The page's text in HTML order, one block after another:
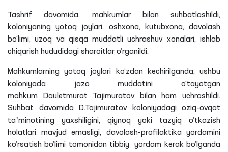
Tashrif davomida, mahkumlar bilan suhbatlashildi,
koloniyaning yotoq joylari, oshxona, kutubxona, davolash
bo‘limi, uzoq va qisqa muddatli uchrashuv xonalari, ishlab
chiqarish hududidagi sharoitlar o‘rganildi.
Mahkumlarning yotoq joylari ko‘zdan kechirilganda, ushbu
koloniyada jazo muddatini o‘tayotgan
mahkum
Dauletmurat Tajimuratovbilan hamuchrashildi.
Suhbat davomida D.Tajimuratovkoloniyadagi oziq-ovqat
taʼminotining yaxshiligini, qiynoq yoki tazyiq o‘tkazish
holatlari mavjud emasligi, davolash-profilaktika yordamini
ko‘rsatish bo‘limi tomonidan tibbiy yordam kerak bo‘lganda